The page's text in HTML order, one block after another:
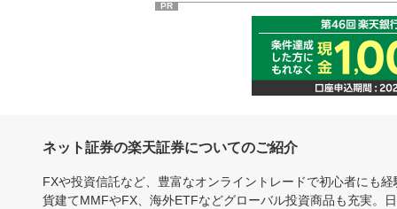
PR
ネット証券の楽天証券についてのご紹介
FXや投資信託など、豊富なオンライントレードで初心者にも
貨建てMMFやFX、海外ETFなどグローバル投資商品も充実。